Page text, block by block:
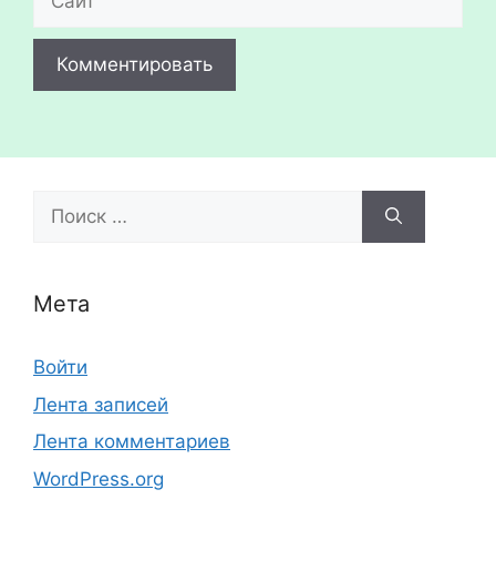
Поиск:
Мета
Войти
Лента записей
Лента комментариев
WordPress.org